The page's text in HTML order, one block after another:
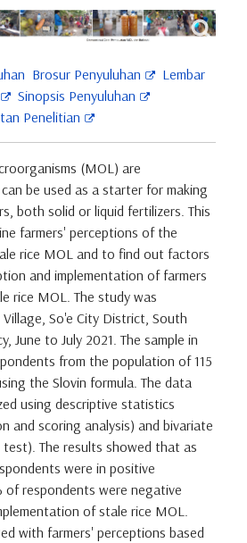
Brosur Penyuluhan
Lembar
Sinopsis Penyuluhan
Penelitian
(MOL) are
be used as a starter for making
both solid or liquid fertilizers. This
farmers' perceptions of the
rice MOL and to find out factors
and implementation of farmers
rice MOL. The study was
So'e City District, South
June to July 2021. The sample in
from the population of 115
the Slovin formula. The data
using descriptive statistics
and scoring analysis) and bivariate
The results showed that as
were in positive
of respondents were negative
of stale rice MOL.
with farmers' perceptions based